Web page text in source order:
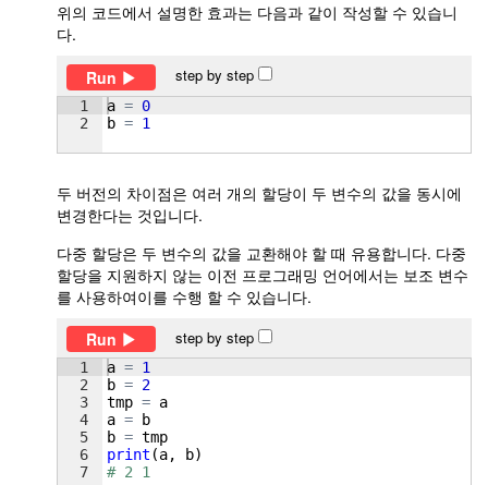
위의 코드에서 설명한 효과는 다음과 같이 작성할 수 있습니
다.
Run
step by step
1
2
a = 0
b = 1
두 버전의 차이점은 여러 개의 할당이 두 변수의 값을 동시에
변경한다는 것입니다.
다중 할당은 두 변수의 값을 교환해야 할 때 유용합니다. 다중
할당을 지원하지 않는 이전 프로그래밍 언어에서는 보조 변수
를 사용하여이를 수행 할 수 있습니다.
Run
step by step
1
2
3
4
5
6
7
a = 1
b = 2
tmp = a
a =
b
b = tmp
print (a, b)
# 2 1